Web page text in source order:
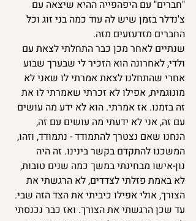
"חברים" עם היפהפייה ההיא שיצאה עם
צ'נדלר בזמן שיש לה עוד כמה בני זוג וכל
החברים מזדעזעים מזה.
שנתיים לאחר מכן כבר התחלתי לצאת עם
ולדי, לאחרונה הוא הזכיר לי שבערך שבוע
אחרי שהתחלנו לצאת אמרתי לו שאני לא
מונוגמית, אפילו לא זכרתי שאמרתי לו את
זה בזמנו. אז אמרתי. הוא לא ידע מה עושים
עם זה, אני לא ידעתי מה עושים עם זה,
הנחנו שאם נצטרך להתמודד - נתמודד, וזהו,
המשכנו להתקדם בקשר בינינו. זה היה
נון-אישו מבחינתי במשך כמה שנים טובות,
לא באמת פזלתי לצדדים, לא הרגשתי את
הצורך, אולי אפילו כיביתי את הצד הזה שבי.
עד שכן הרגשתי את הצורך. ואז כבר נכנסתי